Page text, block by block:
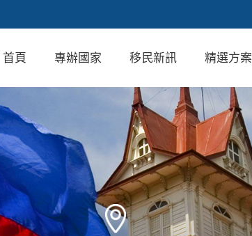
首頁 專辦國家 移民新訊 精選方案